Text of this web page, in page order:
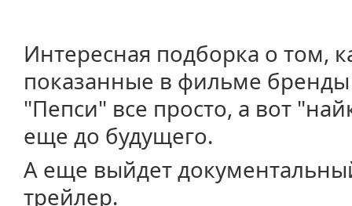
Интересная подборка о том,
показанные в фильме бренды
"Пепси" все просто, а вот
еще до будущего.
А еще выйдет
трейлер.